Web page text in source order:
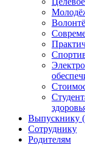
Выпускнику
Сотруднику
Родителям